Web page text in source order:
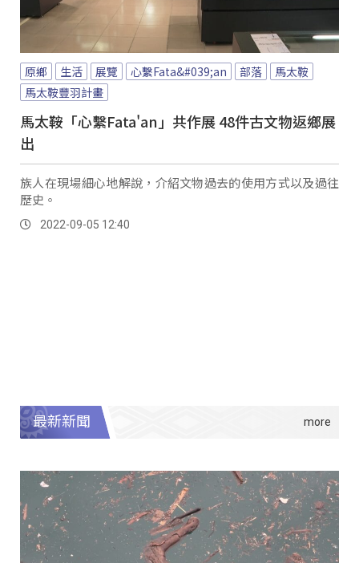
原鄉 生活 展覽 心繫Fata&#039;an 部落
馬太鞍
馬太鞍豐羽計畫
馬太鞍「心繫Fata'an」共作展 48件古文物返鄉展
出
族人在現場細心地解說，介紹文物過去的使用方式以及過往
歷史。
2022-09-05 12:40
最新新聞